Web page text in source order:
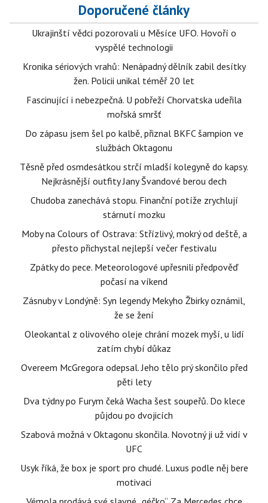
Doporučené články
Ukrajinští vědci pozorovali u Měsíce UFO. Hovoří o
vyspělé technologii
Kronika sériových vrahů: Nenápadný dělník zabil desítky
žen. Policii unikal téměř 20 let
Fascinující i nebezpečná. U pobřeží Chorvatska udeřila
mořská smršť
Do zápasu jsem šel po kalbě, přiznal BKFC šampion ve
službách Oktagonu
Těsně před osmdesátkou strčí mladší kolegyně do kapsy.
Nejkrásnější outfity Jany Švandové berou dech
Chudoba zanechává stopu. Finanční potíže zrychlují
stárnutí mozku
Moby na Colours of Ostrava: Střízlivý, mokrý od deště, a
přesto přichystal nejlepší večer festivalu
Zpátky do pece. Meteorologové upřesnili předpověď
počasí na víkend
Zásnuby v Londýně: Syn legendy Mekyho Žbirky oznámil,
že se žení
Oleokantal z olivového oleje chrání mozek myší, u lidí
zatím chybí důkaz
Overeem McGregora odepsal. Jeho tělo prý skončilo před
pěti lety
Dva týdny po Furym čeká Wacha šest soupeřů. Do klece
půjdou po dvojicích
Szabová možná v Oktagonu skončila. Novotný ji už vidí v
UFC
Usyk říká, že box je sport pro chudé. Luxus podle něj bere
motivaci